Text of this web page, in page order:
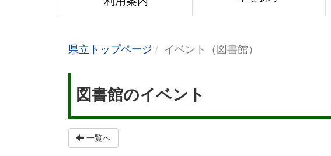
県立トップページ イベント（図書館）
図書館のイベント
一覧へ